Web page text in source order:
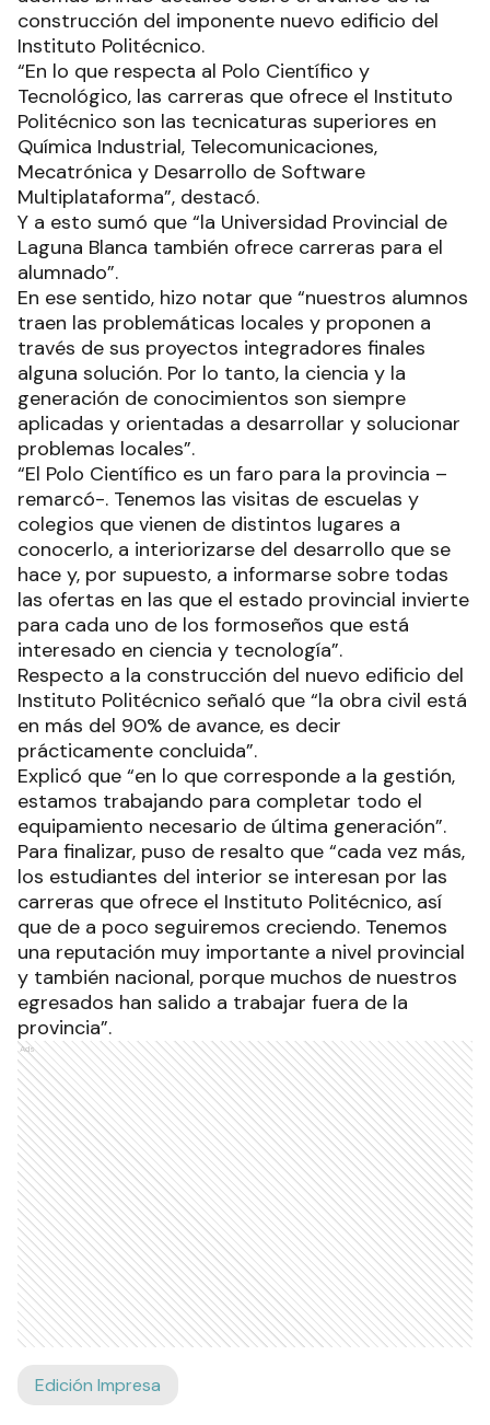
construcción del imponente nuevo edificio del
Instituto Politécnico.
“En lo que respecta al Polo Científico y
Tecnológico, las carreras que ofrece el Instituto
Politécnico son las tecnicaturas superiores en
Química Industrial, Telecomunicaciones,
Mecatrónica y Desarrollo de Software
Multiplataforma”, destacó.
Y a esto sumó que “la Universidad Provincial de
Laguna Blanca también ofrece carreras para el
alumnado”.
En ese sentido, hizo notar que “nuestros alumnos
traen las problemáticas locales y proponen a
través de sus proyectos integradores finales
alguna solución. Por lo tanto, la ciencia y la
generación de conocimientos son siempre
aplicadas y orientadas a desarrollar y solucionar
problemas locales”.
“El Polo Científico es un faro para la provincia –
remarcó-. Tenemos las visitas de escuelas y
colegios que vienen de distintos lugares a
conocerlo, a interiorizarse del desarrollo que se
hace y, por supuesto, a informarse sobre todas
las ofertas en las que el estado provincial invierte
para cada uno de los formoseños que está
interesado en ciencia y tecnología”.
Respecto a la construcción del nuevo edificio del
Instituto Politécnico señaló que “la obra civil está
en más del 90% de avance, es decir
prácticamente concluida”.
Explicó que “en lo que corresponde a la gestión,
estamos trabajando para completar todo el
equipamiento necesario de última generación”.
Para finalizar, puso de resalto que “cada vez más,
los estudiantes del interior se interesan por las
carreras que ofrece el Instituto Politécnico, así
que de a poco seguiremos creciendo. Tenemos
una reputación muy importante a nivel provincial
y también nacional, porque muchos de nuestros
egresados han salido a trabajar fuera de la
provincia”.
Ads
Edición Impresa